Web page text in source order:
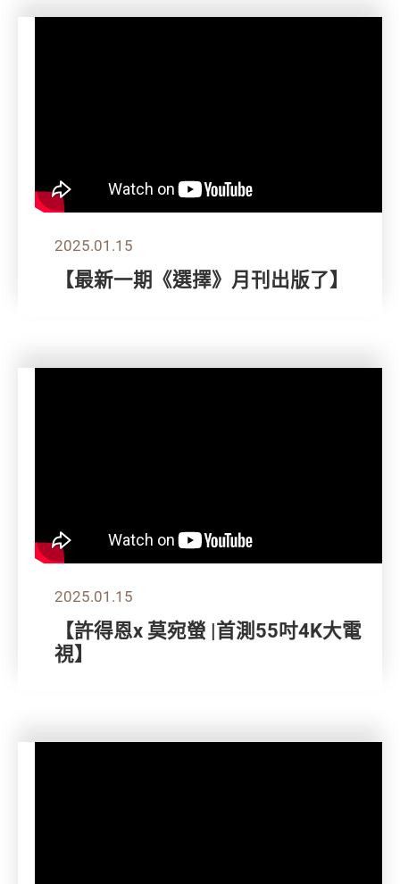
2025.01.15
【最新一期《選擇》月刊出版了】
2025.01.15
【許得恩x 莫宛螢 |首測55吋4K大電
視】